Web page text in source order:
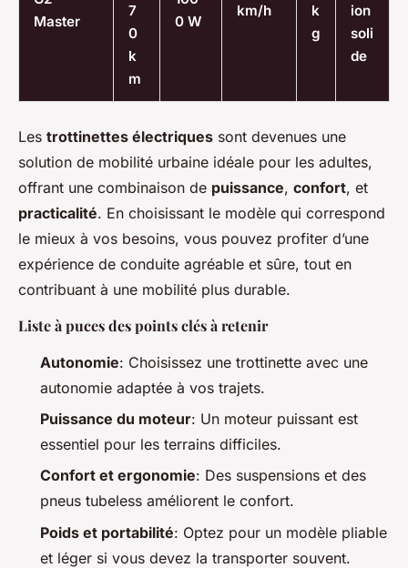
Master
7
0
k
m
0 W
km/h
k
g
ion
soli
de
Les trottinettes électriques sont devenues une
solution de mobilité urbaine idéale pour les adultes,
offrant une combinaison de puissance, confort, et
practicalité. En choisissant le modèle qui correspond
le mieux à vos besoins, vous pouvez profiter d’une
expérience de conduite agréable et sûre, tout en
contribuant à une mobilité plus durable.
Liste à puces des points clés à retenir
Autonomie: Choisissez une trottinette avec une
autonomie adaptée à vos trajets.
Puissance du moteur: Un moteur puissant est
essentiel pour les terrains difficiles.
Confort et ergonomie: Des suspensions et des
pneus tubeless améliorent le confort.
Poids et portabilité: Optez pour un modèle pliable
et léger si vous devez la transporter souvent.